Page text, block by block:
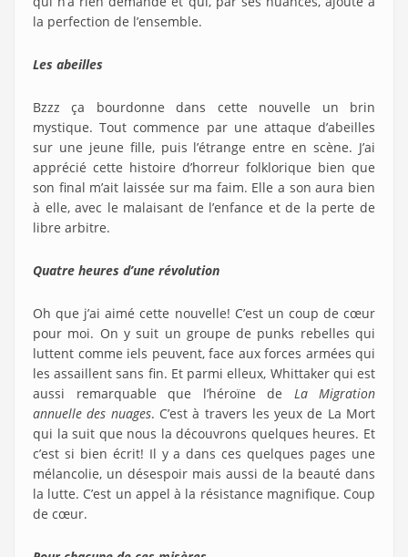
la perfection de l’ensemble.
Les abeilles
Bzzz ça bourdonne dans cette nouvelle un brin
mystique. Tout commence par une attaque d’abeilles
sur une jeune fille, puis l’étrange entre en scène. J’ai
apprécié cette histoire d’horreur folklorique bien que
son final m’ait laissée sur ma faim. Elle a son aura bien
à elle, avec le malaisant de l’enfance et de la perte de
libre arbitre.
Quatre heures d’une révolution
Oh que j’ai aimé cette nouvelle! C’est un coup de cœur
pour moi. On y suit un groupe de punks rebelles qui
luttent comme iels peuvent, face aux forces armées qui
les assaillent sans fin. Et parmi elleux, Whittaker qui est
aussi remarquable que l’héroïne de La Migration
annuelle des nuages. C’est à travers les yeux de La Mort
qui la suit que nous la découvrons quelques heures. Et
c’est si bien écrit! Il y a dans ces quelques pages une
mélancolie, un désespoir mais aussi de la beauté dans
la lutte. C’est un appel à la résistance magnifique. Coup
de cœur.